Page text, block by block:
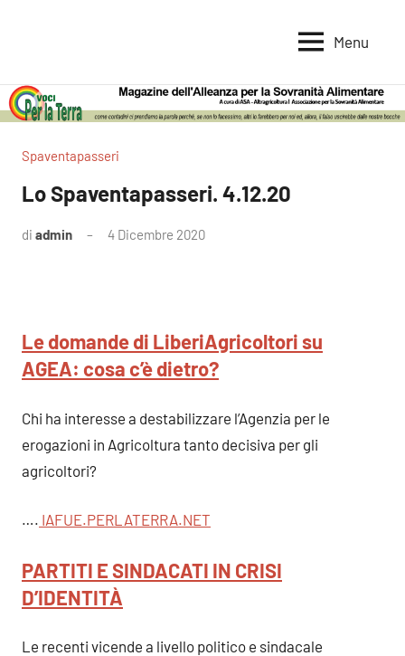
per
la
Terra
per
la
Alimentare
Menu
Spaventapasseri
Lo Spaventapasseri. 4.12.20
di admin 4 Dicembre 2020
Le domande di LiberiAgricoltori su
AGEA: cosa c’è dietro?
Chi ha interesse a destabilizzare l’Agenzia per le
erogazioni in Agricoltura tanto decisiva per gli
agricoltori?
…. IAFUE.PERLATERRA.NET
PARTITI E SINDACATI IN CRISI
D’IDENTITÀ
Le recenti vicende a livello politico e sindacale